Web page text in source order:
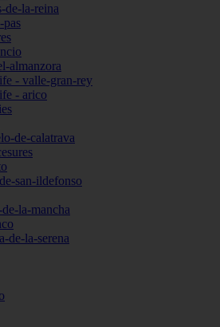
de-la-reina
pas
almanzora
- valle-gran-rey
- arico
de-calatrava
san-ildefonso
la-mancha
de-la-serena